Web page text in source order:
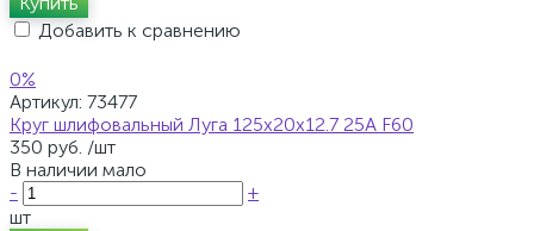
Добавить к сравнению
0%
Артикул: 73477
Круг шлифовальный Луга 125х20х12.7 25А F60
350 руб. /шт
В наличии мало
-
+
шт